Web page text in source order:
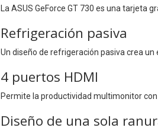
La ASUS GeForce GT 730 es una
Refrigeración pasiva
Un diseño de refrigeración pasiva crea
4 puertos HDMI
Permite la productividad multimonitor
Diseño de una sola